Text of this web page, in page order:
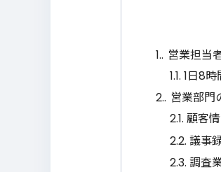
1. 営業担当
1.1. 1日8
2. 営業部門
2.1. 顧客
2.2. 議事
2.3. 調査